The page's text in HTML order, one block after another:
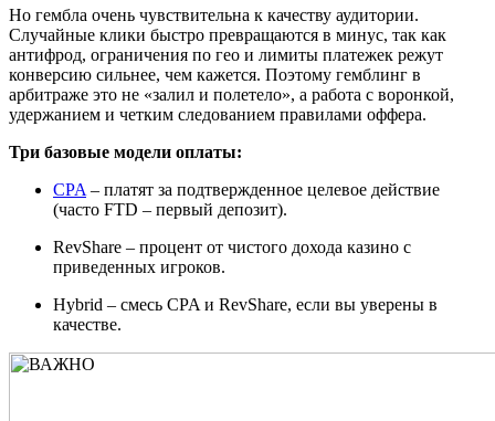
Но гембла очень чувствительна к качеству аудитории.
Случайные клики быстро превращаются в минус, так как
антифрод, ограничения по гео и лимиты платежек режут
конверсию сильнее, чем кажется. Поэтому гемблинг в
арбитраже это не «залил и полетело», а работа с воронкой,
удержанием и четким следованием правилами оффера.
Три базовые модели оплаты:
CPA – платят за подтвержденное целевое действие
(часто FTD – первый депозит).
RevShare – процент от чистого дохода казино с
приведенных игроков.
Hybrid – смесь CPA и RevShare, если вы уверены в
качестве.